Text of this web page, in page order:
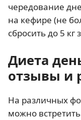
чередование
на кефире (не
сбросить до 5 кг
Диета
отзывы и
На различных
можно